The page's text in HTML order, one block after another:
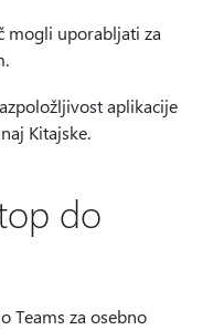
mogli uporabljati za
aplikacije
Kitajske.
do
Teams za osebno